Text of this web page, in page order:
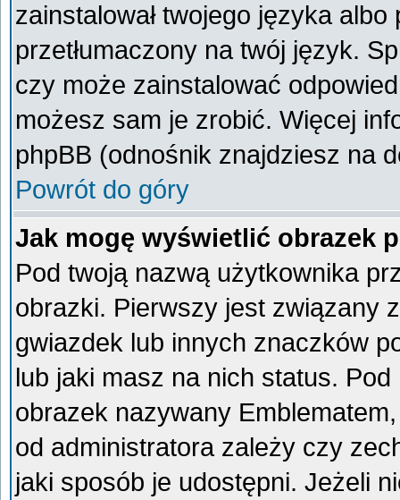
zainstalował twojego języka
przetłumaczony na twój język.
czy może zainstalować
możesz sam je zrobić. Więcej
phpBB (odnośnik znajdziesz na
Powrót do góry
Jak mogę wyświetlić obrazek
Pod twoją nazwą użytkownika
obrazki. Pierwszy jest związany
gwiazdek lub innych znaczków
lub jaki masz na nich status.
obrazek nazywany
od administratora zależy czy
jaki sposób je udostępni. Jeżeli